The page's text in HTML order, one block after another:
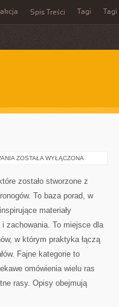
Spis Treści Tagi Tagi
ADOPCJA
ZOSTAŁA WYŁĄCZONA
zostało stworzone z
To baza porad, w
materiały
zachowania. To miejsce dla
w którym praktyka łączą
Fajne kategorie to
omówienia wielu ras
rasy. Opisy obejmują